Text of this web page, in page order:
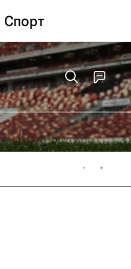
Спорт